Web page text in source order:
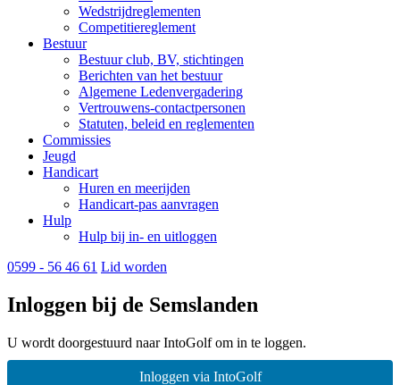
Wedstrijdreglementen
Competitiereglement
Bestuur
Bestuur club, BV, stichtingen
Berichten van het bestuur
Algemene Ledenvergadering
Vertrouwens-contactpersonen
Statuten, beleid en reglementen
Commissies
Jeugd
Handicart
Huren en meerijden
Handicart-pas aanvragen
Hulp
Hulp bij in- en uitloggen
0599 - 56 46 61 Lid worden
Inloggen bij de Semslanden
U wordt doorgestuurd naar IntoGolf om in te loggen.
Inloggen via IntoGolf